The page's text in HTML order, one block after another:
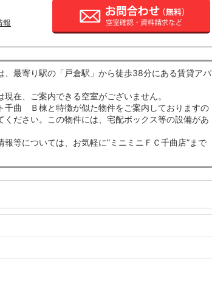
報
最寄り駅の「戸倉駅」から徒歩38分にある賃貸アパ
在、ご案内できる空室がございません。
千曲 Ｂ棟と特徴が似た物件をご案内しておりますの
ください。この物件には、宅配ボックス等の設備があ
報等については、お気軽に”ミニミニＦＣ千曲店”まで